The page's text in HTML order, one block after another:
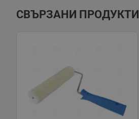
СВЪРЗАНИ ПРОДУКТИ